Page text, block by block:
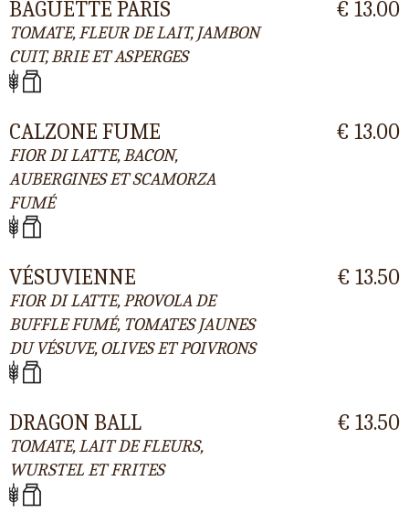
BAGUETTE PARIS
TOMATE, FLEUR DE LAIT, JAMBON
CUIT, BRIE ET ASPERGES
€ 13.00
CALZONE FUME
FIOR DI LATTE, BACON,
AUBERGINES ET SCAMORZA
FUMÉ
€ 13.00
VÉSUVIENNE
FIOR DI LATTE, PROVOLA DE
BUFFLE FUMÉ, TOMATES JAUNES
DU VÉSUVE, OLIVES ET POIVRONS
€ 13.50
DRAGON BALL
TOMATE, LAIT DE FLEURS,
WURSTEL ET FRITES
€ 13.50